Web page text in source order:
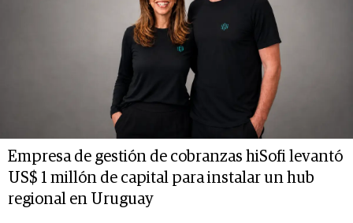
Empresa de gestión de cobranzas hiSofi levantó
US$ 1 millón de capital para instalar un hub
regional en Uruguay